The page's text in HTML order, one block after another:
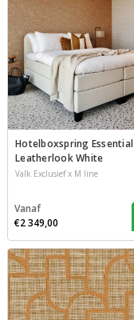
Hotelboxspring Essential
Leatherlook White
Valk Exclusief x M line
Vanaf
€2 349,00